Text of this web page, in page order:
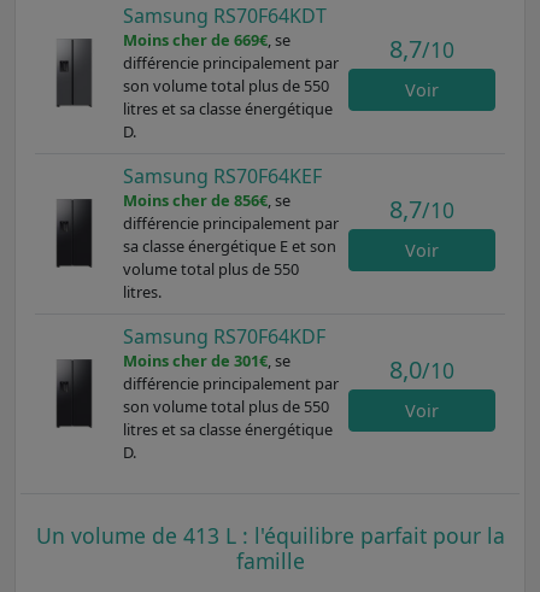
Samsung RS70F64KDT
Moins cher de 669€, se
différencie principalement par
son volume total plus de 550
litres et sa classe énergétique
D.
8,7/10
Voir
Samsung RS70F64KEF
Moins cher de 856€, se
différencie principalement par
sa classe énergétique E et son
volume total plus de 550
litres.
8,7/10
Voir
Samsung RS70F64KDF
Moins cher de 301€, se
différencie principalement par
son volume total plus de 550
litres et sa classe énergétique
D.
8,0/10
Voir
Un volume de 413 L : l'équilibre parfait pour la
famille